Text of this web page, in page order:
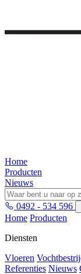
Home
Producten
Nieuws
0492 - 534 596
Home Producten
Diensten
Vloeren
Referenties Nieuws